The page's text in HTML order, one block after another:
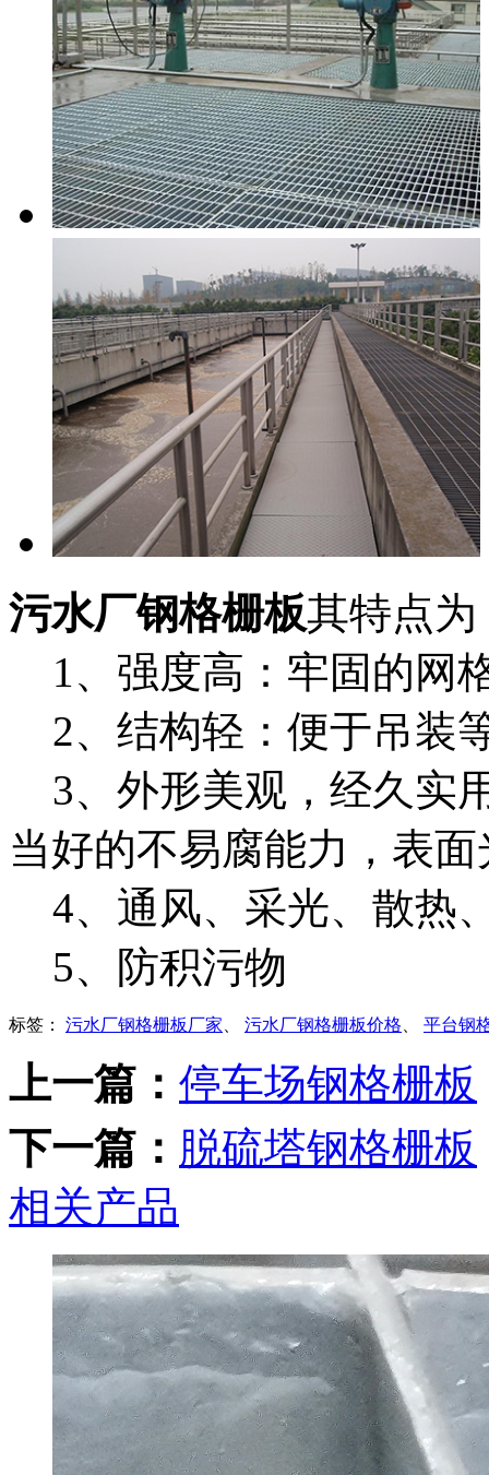
污水厂钢格栅板其特点
1、强度高：牢固的网
2、结构轻：便于吊装
3、外形美观，经久实
当好的不易腐能力，表
4、通风、采光、散热
5、防积污物
标签： 污水厂钢格栅板厂家 污水厂钢格栅板价格 平台钢
上一篇： 停车场钢格栅板
下一篇： 脱硫塔钢格栅板
相关产品